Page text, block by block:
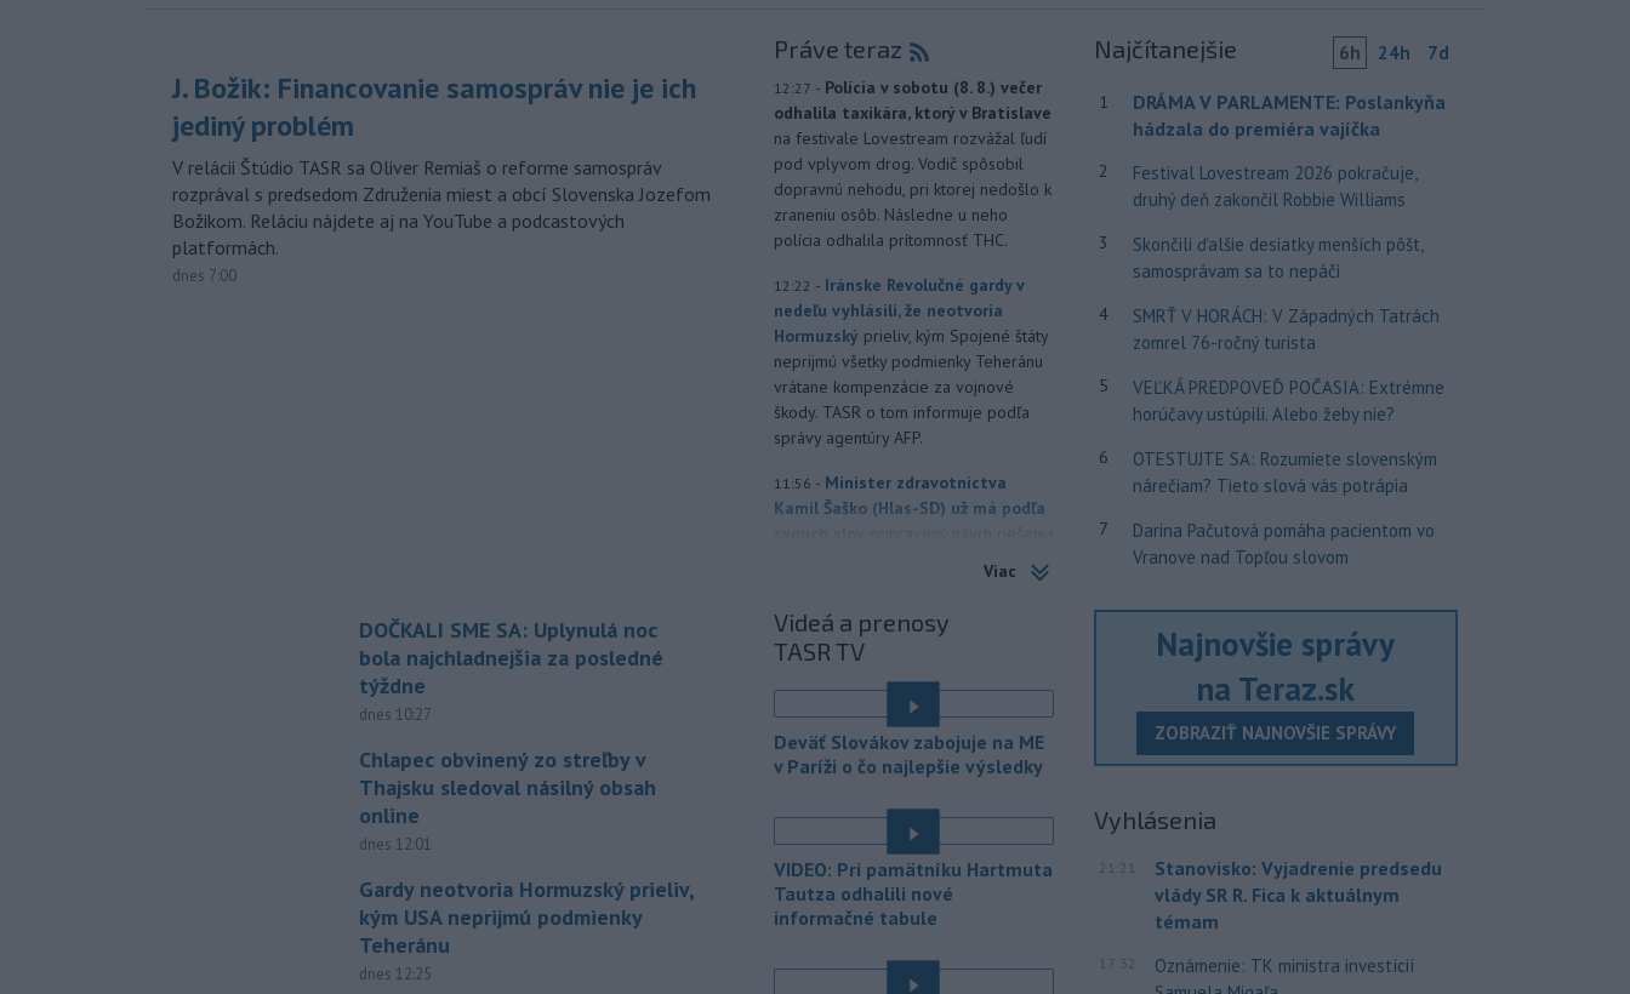
J. Božik: Financovanie samospráv nie je ich
jediný problém
V relácii Štúdio TASR sa Oliver Remiaš o reforme samospráv
rozprával s predsedom Združenia miest a obcí Slovenska Jozefom
Božikom. Reláciu nájdete aj na YouTube a podcastových
platformách.
dnes 7:00
DOČKALI SME SA: Uplynulá noc
bola najchladnejšia za posledné
týždne
dnes 10:27
Chlapec obvinený zo streľby v
Thajsku sledoval násilný obsah
online
dnes 12:01
Gardy neotvoria Hormuzský prieliv,
kým USA neprijmú podmienky
Teheránu
dnes 12:25
Práve teraz
12:27 - Polícia v sobotu (8. 8.) večer
odhalila taxikára, ktorý v Bratislave
na festivale Lovestream rozvážal ľudí
pod vplyvom drog. Vodič spôsobil
dopravnú nehodu, pri ktorej nedošlo k
zraneniu osôb. Následne u neho
polícia odhalila prítomnosť THC.
12:22 - Iránske Revolučné gardy v
nedeľu vyhlásili, že neotvoria
Hormuzský prieliv, kým Spojené štáty
neprijmú všetky podmienky Teheránu
vrátane kompenzácie za vojnové
škody. TASR o tom informuje podľa
správy agentúry AFP.
11:56 - Minister zdravotníctva
Kamil Šaško (Hlas-SD) už má podľa
ambulancií záchrannej zdravotnej
služby (ZZS). Na odbornej úrovni ho
chce predstaviť v krátkom čase.
Dvaja 17-roční mladíci čelia
obvineniu z obzvlášť závažného
zločinu vraždy v štádiu pokusu. Stíhaní
sú za brutálny útok na vodiča
taxislužby v Seredi, ku ktorému došlo
v noci zo stredy na štvrtok (6. 8.).
- Slovenskí hasiči naďalej
pokračujú vo svojom nasadení vo
Francúzsku.Uplynulé dni sa niesli v
znamení intenzívnej práce v teréne,
aj údržby techniky a potrebnej
Viac
Videá a prenosy
TASR TV
Deväť Slovákov zabojuje na ME
v Paríži o čo najlepšie výsledky
VIDEO: Pri pamätníku Hartmuta
Tautza odhalili nové
informačné tabule
Najčítanejšie 6h 24h 7d
1
DRÁMA V PARLAMENTE: Poslankyňa
hádzala do premiéra vajíčka
2
Festival Lovestream 2026 pokračuje,
druhý deň zakončil Robbie Williams
3
Skončili ďalšie desiatky menších pôšt,
samosprávam sa to nepáči
4
SMRŤ V HORÁCH: V Západných Tatrách
zomrel 76-ročný turista
5
VEĽKÁ PREDPOVEĎ POČASIA: Extrémne
horúčavy ustúpili. Alebo žeby nie?
6
OTESTUJTE SA: Rozumiete slovenským
nárečiam? Tieto slová vás potrápia
7
Darina Pačutová pomáha pacientom vo
Vranove nad Topľou slovom
Najnovšie správy
na Teraz.sk
ZOBRAZIŤ NAJNOVŠIE SPRÁVY
Vyhlásenia
21:21
Stanovisko: Vyjadrenie predsedu
vlády SR R. Fica k aktuálnym
témam
17:32
Oznámenie: TK ministra investícií